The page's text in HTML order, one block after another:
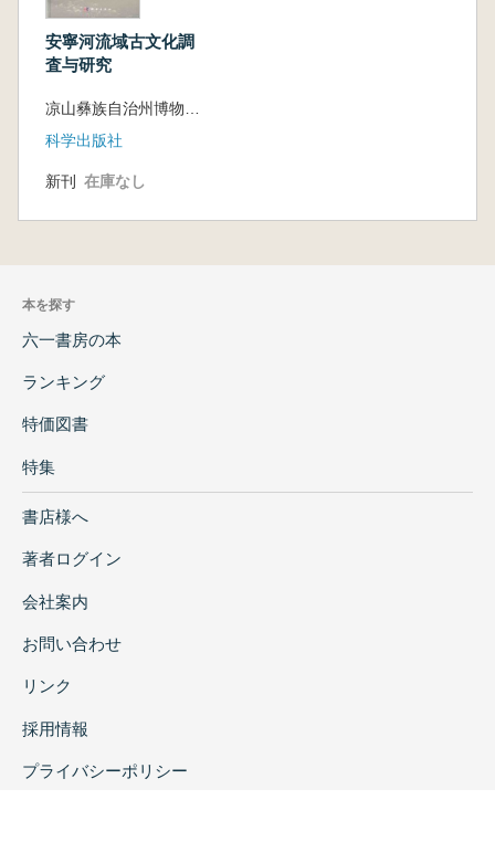
安寧河流域古文化調
査与研究
科学出版社
新刊 在庫なし
本を探す
六一書房の本
ランキング
特価図書
特集
書店様へ
著者ログイン
会社案内
お問い合わせ
リンク
採用情報
プライバシーポリシー